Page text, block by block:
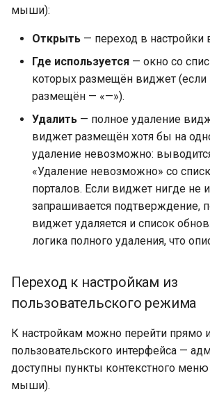
мыши):
Открыть — переход в настройки
Где используется — окно со
которых размещён виджет (если
размещён — «—»).
Удалить — полное удаление
виджет размещён хотя бы на
удаление невозможно:
«Удаление невозможно» со
порталов. Если виджет нигде не
запрашивается подтверждение,
виджет удаляется и список
логика полного удаления, что
Переход к настройкам из
пользовательского режима
К настройкам можно перейти прямо
пользовательского интерфейса —
доступны пункты контекстного
мыши).